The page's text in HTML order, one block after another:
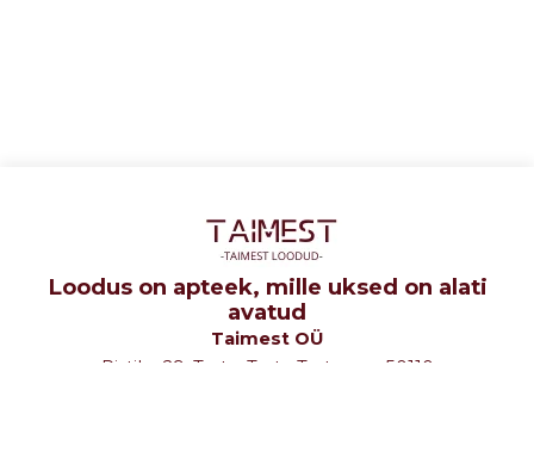
Loodus on apteek, mille uksed on alati
avatud
Taimest OÜ
Ristiku 29, Tartu, Tartu Tartumaa 50110